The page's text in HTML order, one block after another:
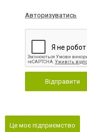
Авторизуватись
Відправити
Це моє підприємство